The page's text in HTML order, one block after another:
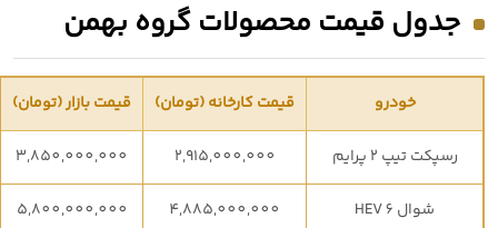
جدول قیمت محصولات گروه بهمن
خودرو قیمت کارخانه (تومان) قیمت بازار (تومان)
رسپکت تیپ 2 پرایم 2,915,000,000
3,850,000,000
شوال 6 HEV 4,885,000,000
5,800,000,000